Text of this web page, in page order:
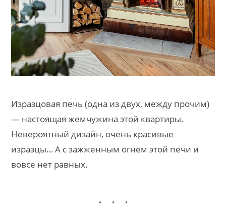
Изразцовая печь (одна из двух, между прочим)
— настоящая жемчужина этой квартиры.
Невероятный дизайн, очень красивые
изразцы… А с зажженным огнем этой печи и
вовсе нет равных.